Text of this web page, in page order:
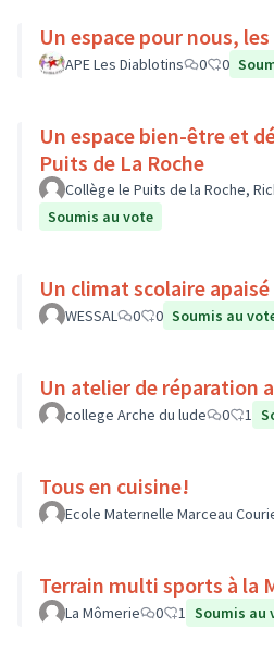
Un espace pour nous,
APE Les Diablotins 0 0
Un espace bien-être et
Puits de La Roche
Collège le Puits de la Roche,
Soumis au vote
Un climat scolaire apaisé
WESSAL 0 0 Soumis au
Un atelier de réparation
college Arche du lude 0 1
Tous en cuisine!
Ecole Maternelle Marceau
Terrain multi sports à la
La Mômerie 0 1 Soumis au